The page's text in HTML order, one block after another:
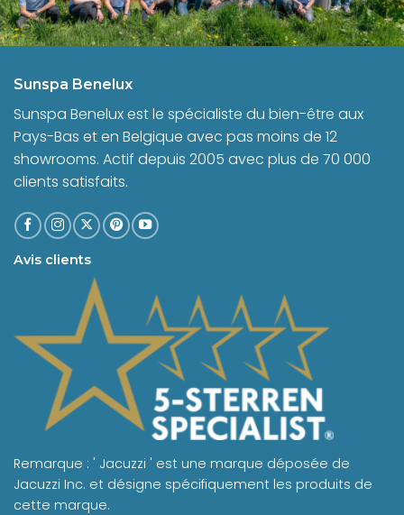
Sunspa Benelux
Sunspa Benelux est le spécialiste du bien-être aux
Pays-Bas et en Belgique avec pas moins de 12
showrooms. Actif depuis 2005 avec plus de 70 000
clients satisfaits.
Avis clients
Remarque : ' Jacuzzi ' est une marque déposée de
Jacuzzi Inc. et désigne spécifiquement les produits de
cette marque.